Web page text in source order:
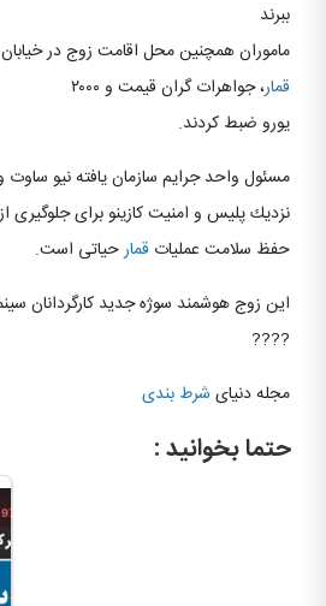
ببرند
ماموران همچنین محل اقامت زوج در
قمار، جواهرات گران قیمت و ۲۰۰۰
يورو ضبط كردند.
مسئول واحد جرايم سازمان يافته نيو ساوت
نزديك پليس و امنيت كازينو براى جلوگیری
حفظ سلامت عمليات قمارحياتى است.
این زوج هوشمند سوژه جدید کارگردانان
????
مجله دنیای شرط بندی
حتما بخوانید :